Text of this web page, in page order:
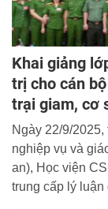
Khai giảng
trị cho cán
trại giam, cơ
dưỡng
Ngày 22/9/
nghiệp vụ và
an), Học viện
trung cấp lý luận